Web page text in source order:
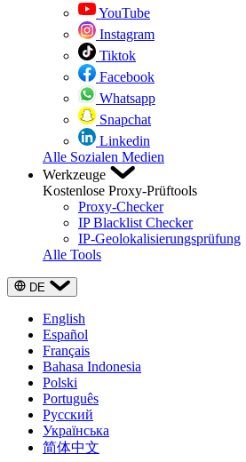
YouTube
Instagram
Tiktok
Facebook
Whatsapp
Snapchat
Linkedin
Alle Sozialen Medien
Werkzeuge
Kostenlose Proxy-Prüftools
Proxy-Checker
IP Blacklist Checker
IP-Geolokalisierungsprüfung
Alle Tools
DE
English
Español
Français
Bahasa Indonesia
Polski
Português
Русский
Українська
简体中文